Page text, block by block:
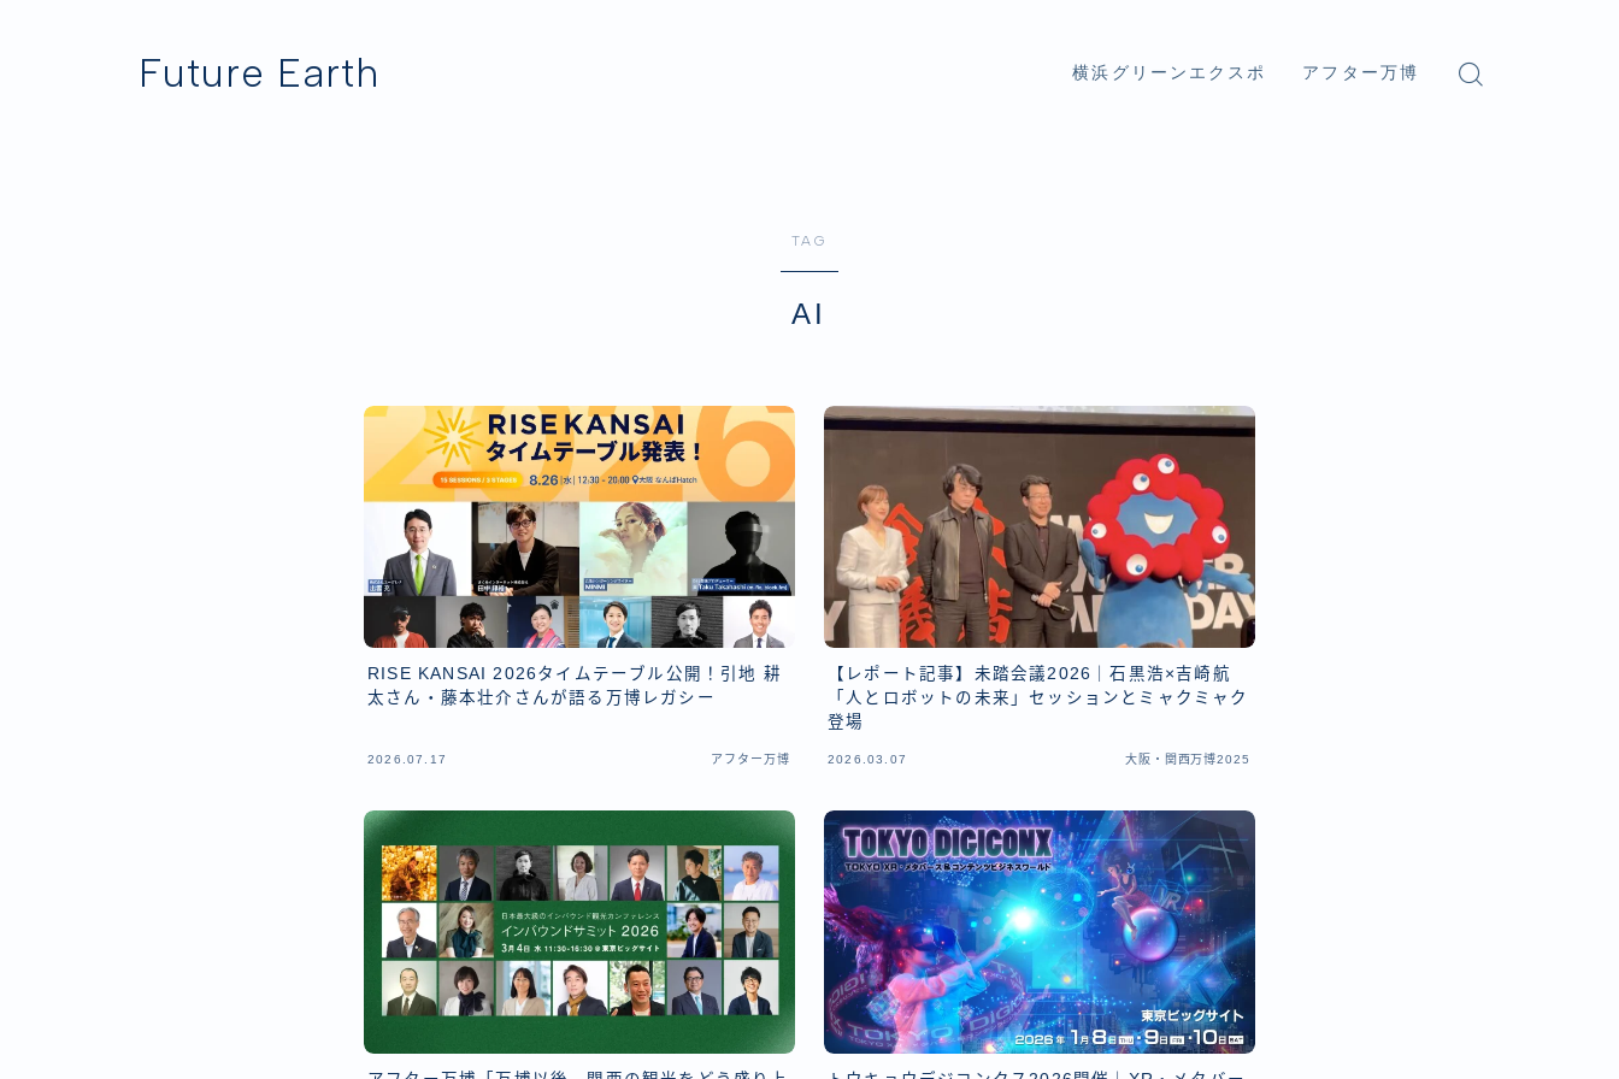
Future Earth 横浜グリーンエクスポ アフター万博
TAG
AI
RISE KANSAI 2026タイムテーブル公開！引地 耕
太さん・藤本壮介さんが語る万博レガシー
2026.07.17 アフター万博
【レポート記事】未踏会議2026｜石黒浩×吉崎航
「人とロボットの未来」セッションとミャクミャク
登場
2026.03.07 大阪・関西万博2025